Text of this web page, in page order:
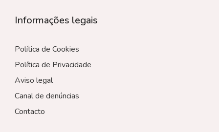
Informações legais
Política de Cookies
Política de Privacidade
Aviso legal
Canal de denúncias
Contacto